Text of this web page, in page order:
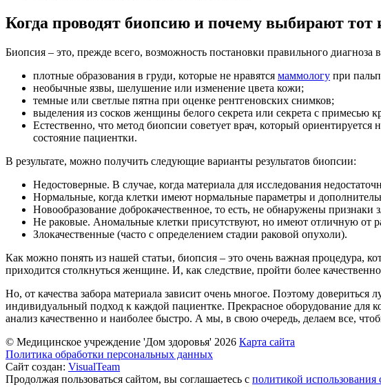
Когда проводят биопсию и почему выбирают тот
Биопсия – это, прежде всего, возможность постановки правильного
плотные образования в груди, которые не нравятся маммологу при
необычные язвы, шелушение или изменение цвета кожи;
темные или светлые пятна при оценке рентгеновских снимков;
выделения из сосков женщины белого секрета или секрета с примесью
Естественно, что метод биопсии советует врач, который
состояние пациентки.
В результате, можно получить следующие варианты результатов биопсии:
Недостоверные. В случае, когда материала для исследования
Нормальные, когда клетки имеют нормальные параметры и
Новообразование доброкачественное, то есть, не обнаружены признаки
Не раковые. Аномальные клетки присутствуют, но имеют отличную от
Злокачественные (часто с определением стадии раковой опухоли).
Как можно понять из нашей статьи, биопсия – это очень важная процедура,
приходится столкнуться женщине. И, как следствие, пройти более
Но, от качества забора материала зависит очень многое. Поэтому
индивидуальный подход к каждой пациентке. Прекрасное оборудование для
анализ качественно и наиболее быстро. А мы, в свою очередь, делаем все,
© Медицинское учреждение 'Дом здоровья' 2026 Карта сайта
Политика обработки персональных данных
Сайт создан: VisualTeam
Продолжая пользоваться сайтом, вы соглашаетесь с политикой использования